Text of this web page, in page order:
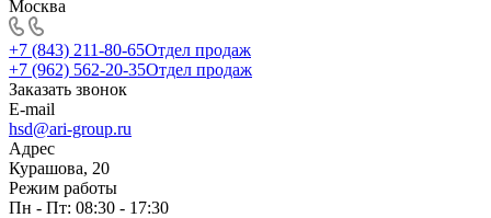
Москва
+7 (843) 211-80-65Отдел продаж
+7 (962) 562-20-35Отдел продаж
Заказать звонок
E-mail
hsd@ari-group.ru
Адрес
Курашова, 20
Режим работы
Пн - Пт: 08:30 - 17:30